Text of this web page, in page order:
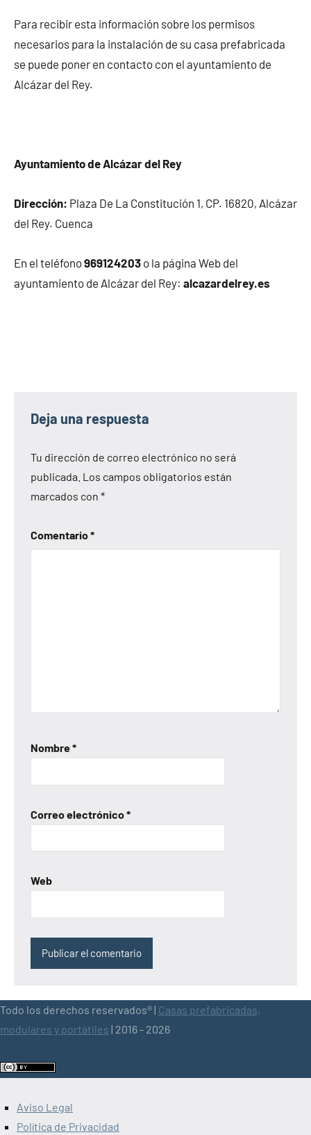
Para recibir esta información sobre los permisos
necesarios para la instalación de su casa prefabricada
se puede poner en contacto con el ayuntamiento de
Alcázar del Rey.
Ayuntamiento de Alcázar del Rey
Dirección: Plaza De La Constitución 1, CP. 16820, Alcázar
del Rey. Cuenca
En el teléfono969124203 o la página Web del
ayuntamiento de Alcázar del Rey: alcazardelrey.es
Deja una respuesta
Tu dirección de correo electrónico no será
publicada. Los campos obligatorios están
marcados con *
Comentario*
Nombre*
Correo electrónico*
Web
Todo los derechos reservados® | Casas prefabricadas,
modulares y portátiles | 2016 - 2026
Aviso Legal
Política de Privacidad